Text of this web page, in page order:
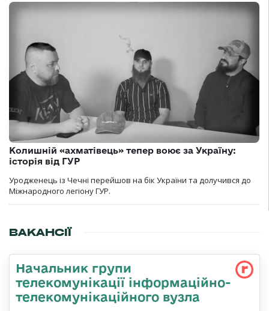
Колишній «ахматівець» тепер воює за Україну:
історія від ГУР
Уродженець із Чечні перейшов на бік України та долучився до
Міжнародного легіону ГУР.
ВАКАНСІЇ
Начальник групи
телекомунікації інформаційно-
телекомунікаційного вузла